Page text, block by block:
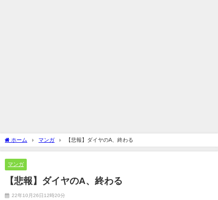
ホーム マンガ 【悲報】ダイヤのA、終わる
マンガ
【悲報】ダイヤのA、終わる
22年10月26日12時20分